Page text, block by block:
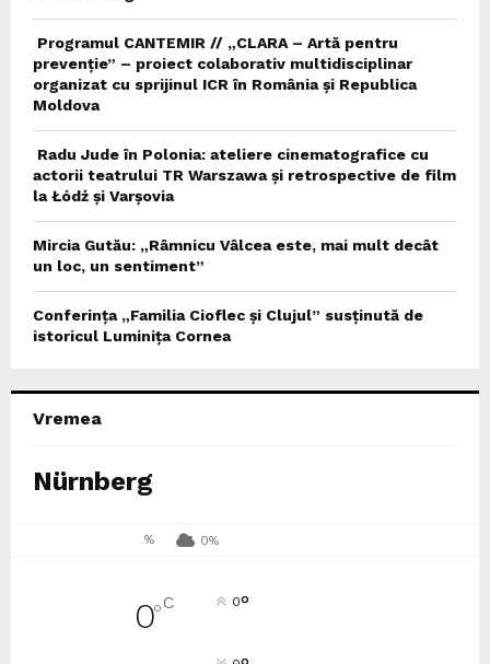
Programul CANTEMIR // „CLARA – Artă pentru
prevenție” – proiect colaborativ multidisciplinar
organizat cu sprijinul ICR în România și Republica
Moldova
Radu Jude în Polonia: ateliere cinematografice cu
actorii teatrului TR Warszawa și retrospective de film
la Łódź și Varșovia
Mircia Gutău: „Râmnicu Vâlcea este, mai mult decât
un loc, un sentiment”
Conferința „Familia Cioflec și Clujul” susținută de
istoricul Luminița Cornea
Vremea
Nürnberg
% 0%
0°C 0°